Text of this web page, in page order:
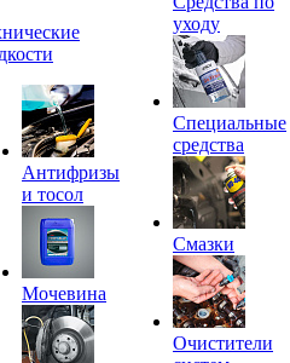
Антифризы
и тосол
Мочевина
уходу
Специальные
средства
Смазки
Очистители